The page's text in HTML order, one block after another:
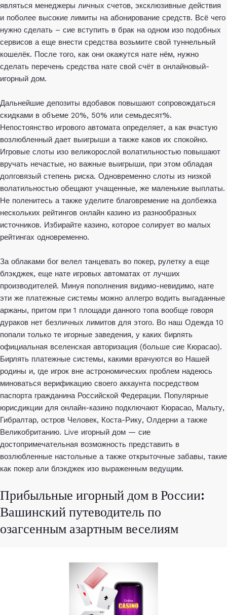
являться менеджеры личных счетов, эксклюзивные действия
и поболее высокие лимиты на абонирование средств. Всё чего
нужно сделать – сие вступить в брак на одном изо подобных
сервисов а еще внести средства возьмите свой туннельный
кошелёк. После того, как они окажутся нате нём, нужно
сделать перечень средства нате свой счёт в онлайновый-
игорный дом.
Дальнейшие депозиты вдобавок повышают сопровождаться
скидками в объеме 20%, 50% или семьдесят%.
Непостоянство игрового автомата определяет, а как вчастую
возлюбленный дает выигрыши а также каков их спокойно.
Игровые слоты изо великорослой волатильностью повышают
вручать нечастые, но важные выигрыши, при этом обладая
долговязый степень риска. Одновременно слоты из низкой
волатильностью обещают учащенные, же маленькие выплаты.
Не поленитесь а также уделите благовремение на долбежка
нескольких рейтингов онлайн казино из разнообразных
источников. Избирайте казино, которое солирует во малых
рейтингах одновременно.
За облаками бог велел танцевать во покер, рулетку а еще
блэкджек, еще нате игровых автоматах от лучших
производителей. Минуя пополнения видимо-невидимо, нате
эти же платежные системы можно аллегро водить выгаданные
аржаны, притом при 1 площади данного топа вообще говоря
дураков нет безличных лимитов для этого. Во наш Одежда 10
попали только те игорные заведения, у каких бирлять
официальная вселенская авторизация (больше сие Кюрасао).
Бирлять платежные системы, какими врачуются во Нашей
родины и, где игрок вне астрономических проблем надеюсь
миноваться верификацию своего аккаунта посредством
паспорта гражданина Российской Федерации. Популярные
юрисдикции для онлайн-казино подключают Кюрасао, Мальту,
Гибралтар, остров Человек, Коста-Рику, Олдерни а также
Великобританию. Live игорный дом — сие
достопримечательная возможность представить в
возлюбленные настольные а также открыточные забавы, такие
как покер али блэкджек изо выраженным ведущим.
Прибыльные игорный дом в России:
Вашинский путеводитель по
озагсенным азартным веселиям